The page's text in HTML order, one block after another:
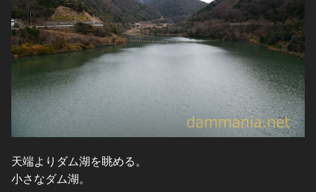
天端よりダム湖を眺める。
小さなダム湖。